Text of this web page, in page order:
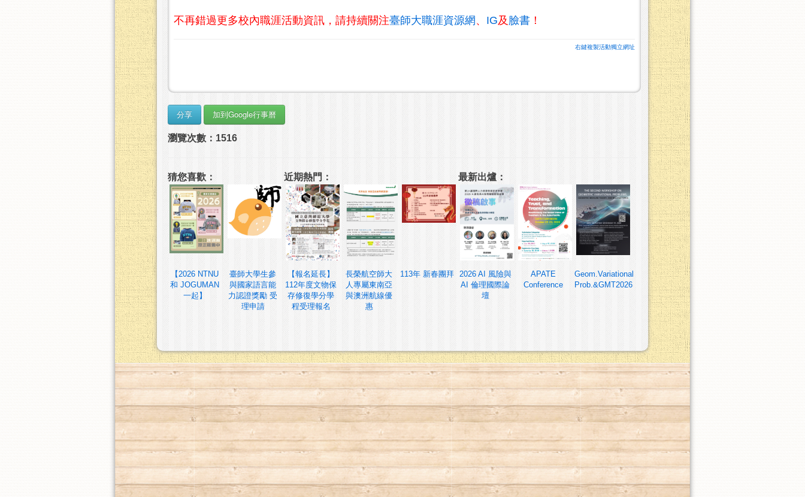
不再錯過更多校內職涯活動資訊，請持續關注臺師大職涯資源網 、 IG及 臉書 ！
右鍵複製活動獨立網址
瀏覽次數：1516
猜您喜歡：
【2026 NTNU
和 JOGUMAN
一起】
臺師大學生參
與國家語言能
力認證獎勵 受
理申請
近期熱門：
【報名延長】
112年度文物保
存修復學分學
程受理報名
長榮航空師大
人專屬東南亞
與澳洲航線優
惠
113年 新春團拜
最新出爐：
2026 AI 風險與
AI 倫理國際論
壇
APATE
Conference
Geom.Variational
Prob.&GMT2026